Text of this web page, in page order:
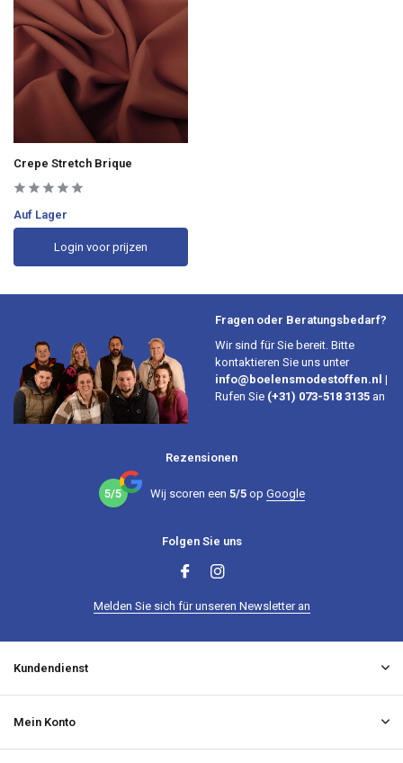
Crepe Stretch Brique
Auf Lager
Login voor prijzen
Fragen oder Beratungsbedarf?
Wir sind für Sie bereit. Bitte
kontaktieren Sie uns unter
info@boelensmodestoffen.nl |
Rufen Sie (+31) 073-518 3135 an
Rezensionen
5/5 Wij scoren een 5/5op Google
Folgen Sie uns
Melden Sie sich für unseren Newsletter an
Kundendienst
Mein Konto